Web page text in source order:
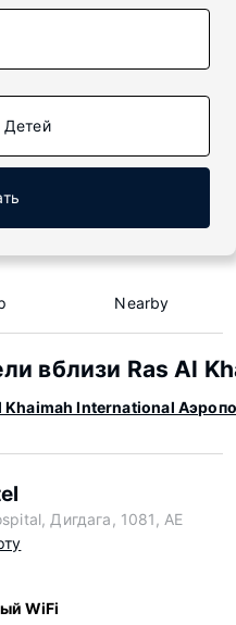
Nearby
вблизи Ras Al
Khaimah International
Дигдага, 1081, AE
WiFi